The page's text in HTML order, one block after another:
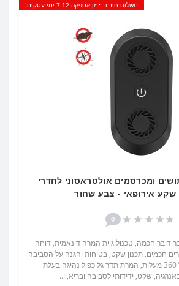
משלוח חינם - זמן אספקה 7-12 ימי עסקים!
ומכרסמים אולטראסוני לחדרי
שקע אירופאי - צבע שחור
0
דובר חכמה, טכנולוגיית המרה דינאמית, דוחה
חכמים, תכנון שקט, בטיחות והגנה על הסביבה
2. נהיגה רב-כיוונית של 360 מעלות, המרת תדר גל כפול נהיגה בעלת
שקט, ידידותי לסביבה ובריא, י..